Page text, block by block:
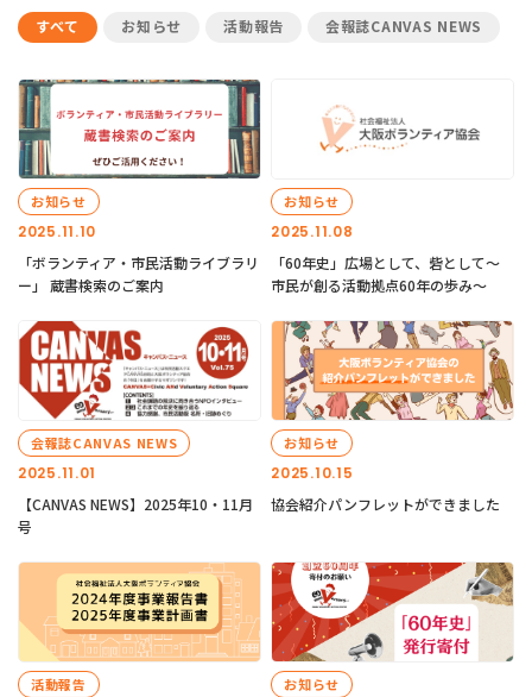
すべて お知らせ 活動報告 会報誌CANVAS NEWS
2025.11.10
お知らせ
「ボランティア・市民活動ライブラリ
ー」 蔵書検索のご案内
2025.11.08
お知らせ
「60年史」広場として、砦として～
市民が創る活動拠点60年の歩み～
2025.11.01
会報誌CANVAS NEWS
【CANVAS NEWS】2025年10・11月
号
2025.10.15
お知らせ
協会紹介パンフレットができました
活動報告 お知らせ